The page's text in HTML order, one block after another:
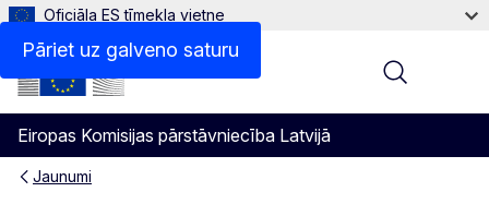
Pāriet uz galveno saturu
Oficiāla ES tīmekļa vietne
Eiropas Komisijas pārstāvniecība Latvijā
Menu
Jaunumi